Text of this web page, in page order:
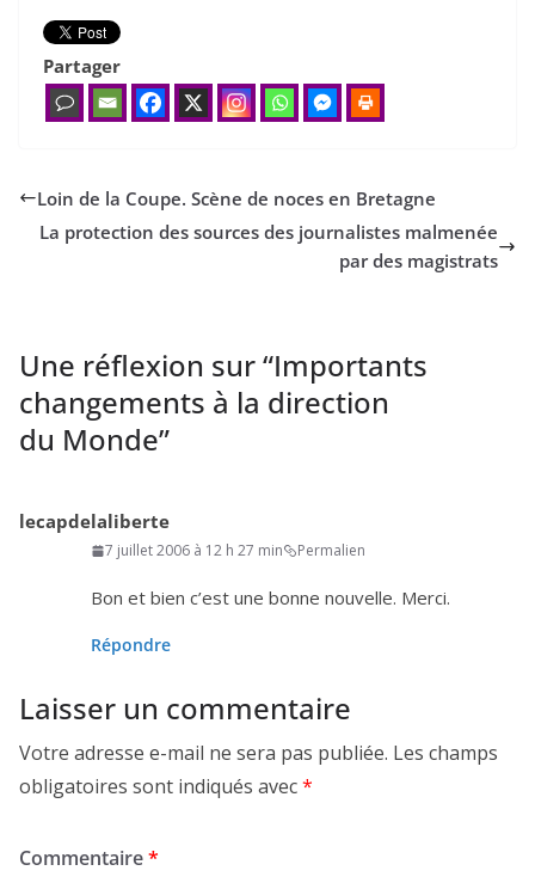
Partager
Loin de la Coupe. Scène de noces en Bretagne
La protection des sources des journalistes malmenée
par des magistrats
Une réflexion sur “Importants
changements à la direction
du Monde”
lecapdelaliberte
7 juillet 2006 à 12 h 27 min Permalien
Bon et bien c’est une bonne nou­velle. Merci.
Répondre
Laisser un commentaire
Votre adresse e-mail ne sera pas publiée. Les champs
obligatoires sont indiqués avec*
Commentaire*